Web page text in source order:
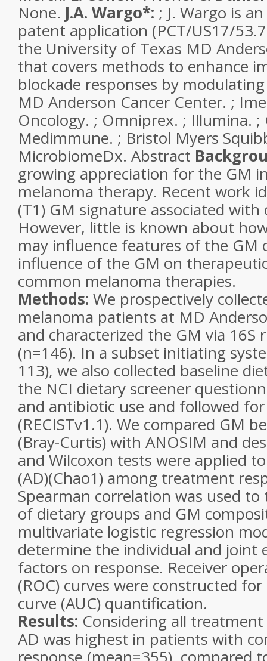
None. J.A. Wargo*: ; J. Wargo is
patent application (PCT/US17/
the University of Texas MD
that covers methods to enhance
blockade responses by
MD Anderson Cancer Center. ;
Oncology. ; Omniprex. ; Illumina. ;
Medimmune. ; Bristol Myers
MicrobiomeDx. Abstract
growing appreciation for the GM
melanoma therapy. Recent work
(T1) GM signature associated
However, little is known about
may influence features of the GM
influence of the GM on
common melanoma therapies.
Methods: We prospectively
melanoma patients at MD
and characterized the GM via 16S
(n=146). In a subset initiating
113), we also collected baseline
the NCI dietary screener
and antibiotic use and followed
(RECISTv1.1). We compared GM
(Bray-Curtis) with ANOSIM and
and Wilcoxon tests were applied
(AD)(Chao1) among treatment
Spearman correlation was used
of dietary groups and GM
multivariate logistic regression
determine the individual and joint
factors on response. Receiver
(ROC) curves were constructed
curve (AUC) quantification.
Results: Considering all
AD was highest in patients with